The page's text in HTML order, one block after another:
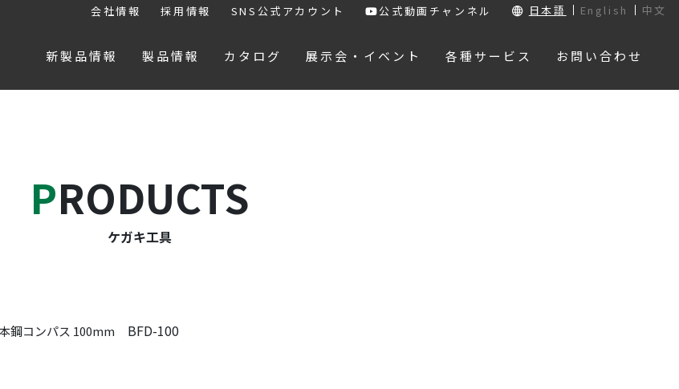
会社情報 採用情報 SNS公式アカウント 公式動画チャンネル 日本語 English 中文
新製品情報 製品情報 カタログ 展示会・イベント 各種サービス お問い合わせ
PRODUCTS
ケガキ工具
鋼コンパス 100mm BFD-100